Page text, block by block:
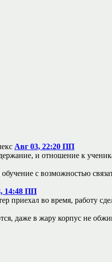
Авг 03, 22:20 ПП
и отношение к
с возможностью
14:48 ПП
приехал во время, работу
даже в жару корпус не